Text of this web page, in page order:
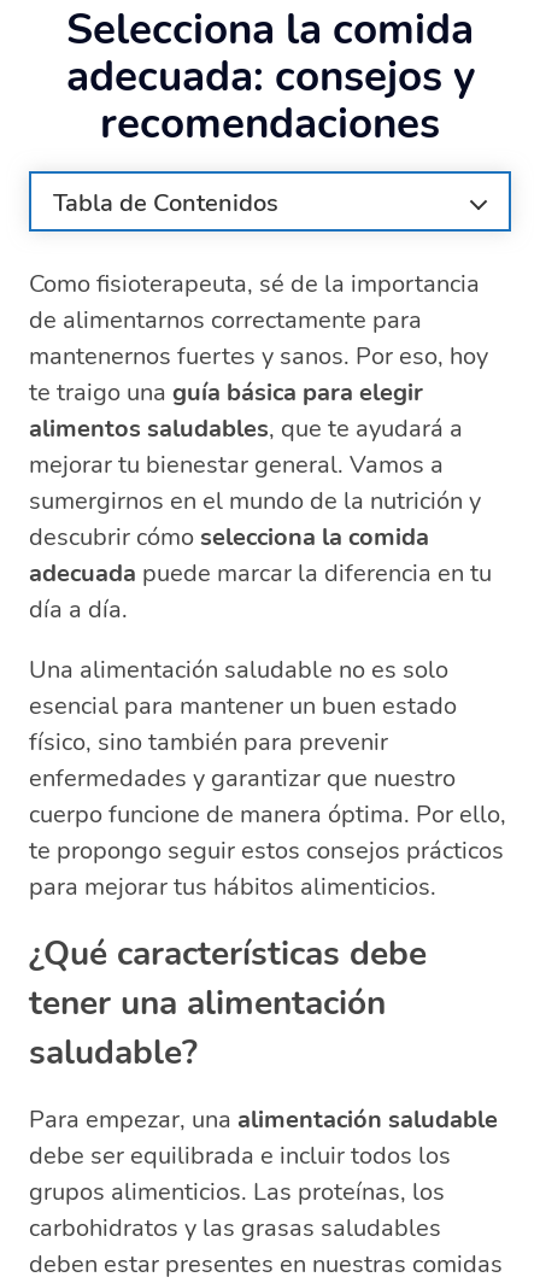
Selecciona la comida
adecuada: consejos y
recomendaciones
Tabla de Contenidos
alimentación saludable?
Cómo elegir alimentos frescos y de
calidad
Consejos para seleccionar carnes magras
y proteínas
La importancia de incluir frutas y verduras
en tu dieta
Cómo evitar alimentos procesados y
azucarados
Preguntas relacionadas sobre la
selección de alimentos saludables
¿Qué es una comida adecuada?
¿Cómo debería ser una alimentación
adecuada?
¿Cómo debe ser una comida para
que sea buena elección?
¿Cómo se deben seleccionar los
alimentos?
Como fisioterapeuta, sé de la importancia
de alimentarnos correctamente para
mantenernos fuertes y sanos. Por eso, hoy
te traigo una guía básica para elegir
alimentos saludables, que te ayudará a
mejorar tu bienestar general. Vamos a
sumergirnos en el mundo de la nutrición y
descubrir cómo selecciona la comida
adecuada puede marcar la diferencia en tu
día a día.
Una alimentación saludable no es solo
esencial para mantener un buen estado
físico, sino también para prevenir
enfermedades y garantizar que nuestro
cuerpo funcione de manera óptima. Por ello,
te propongo seguir estos consejos prácticos
para mejorar tus hábitos alimenticios.
¿Qué características debe
tener una alimentación
saludable?
Para empezar, una alimentación saludable
debe ser equilibrada e incluir todos los
grupos alimenticios. Las proteínas, los
carbohidratos y las grasas saludables
deben estar presentes en nuestras comidas